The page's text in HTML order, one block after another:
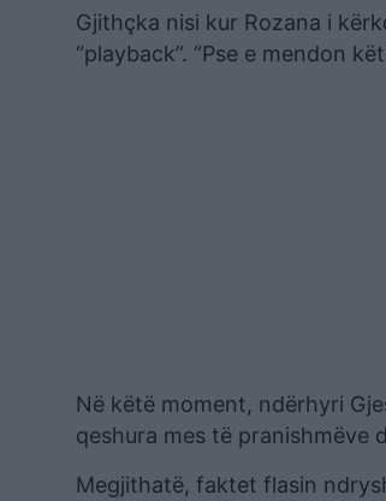
Gjithçka nisi kur Rozana i
“playback”. “Pse e mendon
Në këtë moment, ndërhyri
qeshura mes të pranishmëve
Megjithatë, faktet flasin